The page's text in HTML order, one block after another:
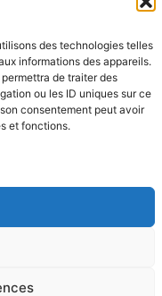
des technologies telles
informations des appareils.
de traiter des
ou les ID uniques sur ce
consentement peut avoir
et fonctions.